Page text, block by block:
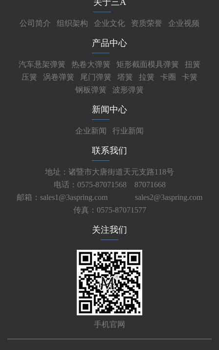
关于三A
公司简介 组织架构 企业文化 资质荣誉 企业视频
产品中心
汽车悬架弹簧 热卷大弹簧 矩形截面模具弹簧
扭簧
压簧
涡卷弹簧 尾门弹簧 塔簧 拉簧 卡圈
卡簧
钢板弹簧
波形弹簧
新闻中心
企业新闻 行业新闻
联系我们
地址：诸暨市大唐街道天元支路118号
电话：0575-87071568 87071668
邮箱：sales1@3aspring.com
sales2@3aspring.com
传真：0575-87071577
关注我们
手机官网